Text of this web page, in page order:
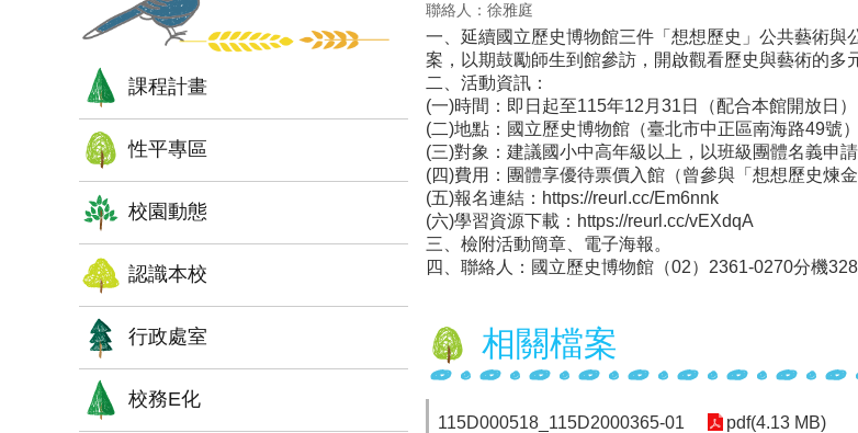
課程計畫
性平專區
校園動態
認識本校
行政處室
校務E化
聯絡人：徐雅庭
一、延續國立歷史博物館三件「想想歷史」公共藝術
案，以期鼓勵師生到館參訪，開啟觀看歷史與藝術的多
二、活動資訊：
(一)時間：即日起至115年12月31日（配合本館開放日）
(二)地點：國立歷史博物館（臺北市中正區南海路49號）
(三)對象：建議國小中高年級以上，以班級團體名義申請
(四)費用：團體享優待票價入館（曾參與「想想歷史煉
(五)報名連結：https://reurl.cc/Em6nnk
(六)學習資源下載：https://reurl.cc/vEXdqA
三、檢附活動簡章、電子海報。
四、聯絡人：國立歷史博物館（02）2361-0270分機
相關檔案
115D000518_115D2000365-01 pdf(4.13 MB)